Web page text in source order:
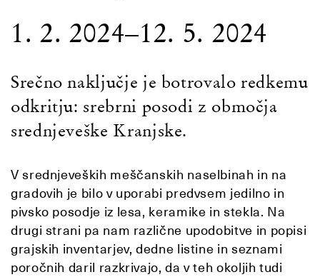
1. 2. 2024–12. 5. 2024
Srečno naključje je botrovalo redkemu
odkritju: srebrni posodi z območja
srednjeveške Kranjske.
V srednjeveških meščanskih naselbinah in na
gradovih je bilo v uporabi predvsem jedilno in
pivsko posodje iz lesa, keramike in stekla. Na
drugi strani pa nam različne upodobitve in popisi
grajskih inventarjev, dedne listine in seznami
poročnih daril razkrivajo, da v teh okoljih tudi